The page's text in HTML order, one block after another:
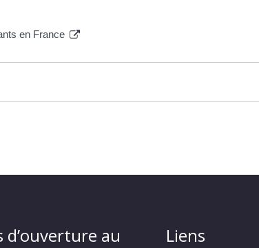
en France
d’ouverture au
Liens